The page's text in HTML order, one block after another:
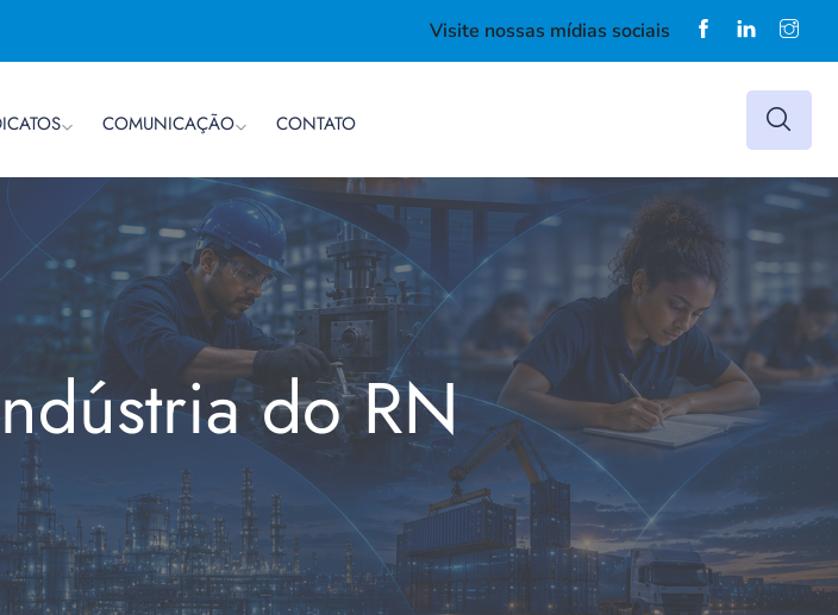
Visite nossas mídias sociais
COMUNICAÇÃO CONTATO
do RN